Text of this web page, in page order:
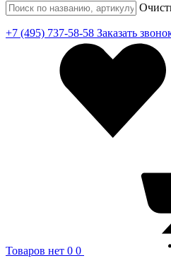
+7 (495) 737-58-58 Заказать
Товаров нет 0 0